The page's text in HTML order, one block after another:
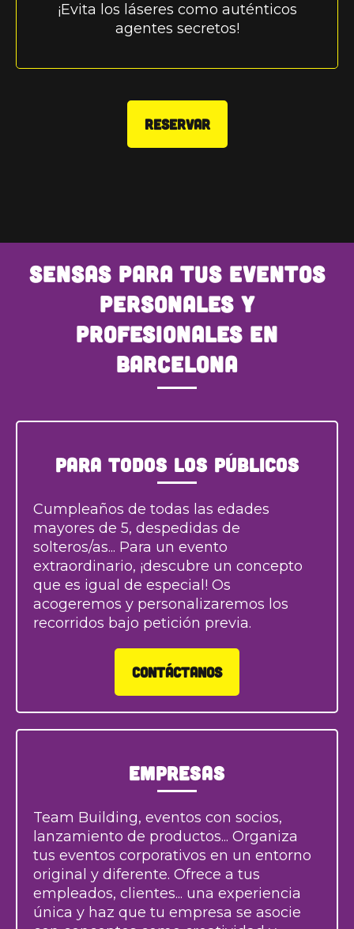
¡Evita los láseres como auténticos
agentes secretos!
RESERVAR
SENSAS para tus eventos
personales y
profesionales en
Barcelona
Para todos los públicos
Cumpleaños de todas las edades
mayores de 5, despedidas de
solteros/as... Para un evento
extraordinario, ¡descubre un concepto
que es igual de especial! Os
acogeremos y personalizaremos los
recorridos bajo petición previa.
CONTÁCTANOS
Empresas
Team Building, eventos con socios,
lanzamiento de productos... Organiza
tus eventos corporativos en un entorno
original y diferente. Ofrece a tus
empleados, clientes... una experiencia
única y haz que tu empresa se asocie